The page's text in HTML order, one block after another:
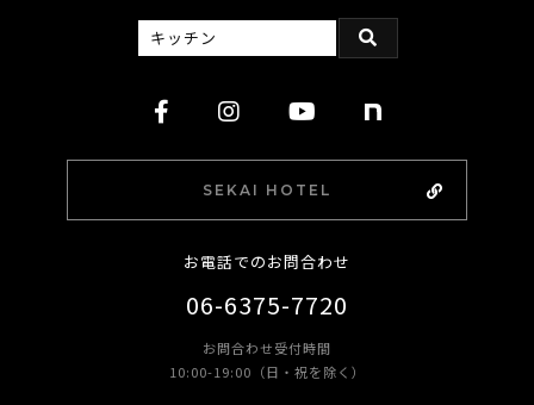
SEKAI HOTEL
お電話でのお問合わせ
06-6375-7720
お問合わせ受付時間
10:00-19:00（日・祝を除く）